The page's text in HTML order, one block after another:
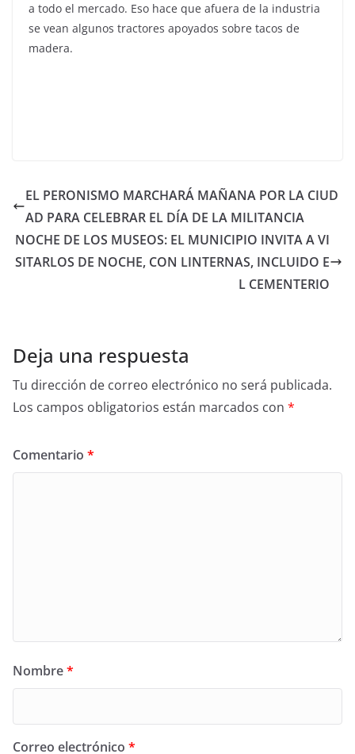
a todo el mercado. Eso hace que afuera de la industria
se vean algunos tractores apoyados sobre tacos de
madera.
EL PERONISMO MARCHARÁ MAÑANA POR LA CIUD
AD PARA CELEBRAR EL DÍA DE LA MILITANCIA
NOCHE DE LOS MUSEOS: EL MUNICIPIO INVITA A VI
SITARLOS DE NOCHE, CON LINTERNAS, INCLUIDO E
L CEMENTERIO
Deja una respuesta
Tu dirección de correo electrónico no será publicada.
Los campos obligatorios están marcados con *
Comentario *
Nombre*
Correo electrónico *